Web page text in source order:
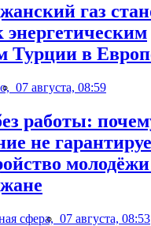
газ
Турции в
07 августа, 08:59
работы:
не
сфера, 07 августа, 08:53